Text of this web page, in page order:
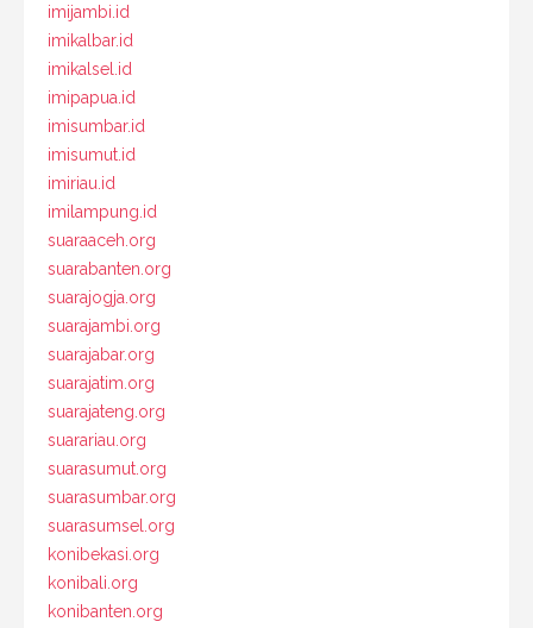
imijambi.id
imikalbar.id
imikalsel.id
imipapua.id
imisumbar.id
imisumut.id
imiriau.id
imilampung.id
suaraaceh.org
suarabanten.org
suarajogja.org
suarajambi.org
suarajabar.org
suarajatim.org
suarajateng.org
suarariau.org
suarasumut.org
suarasumbar.org
suarasumsel.org
konibekasi.org
konibali.org
konibanten.org